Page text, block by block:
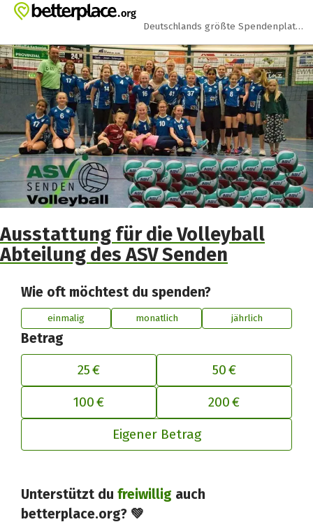
Zum Hauptinhalt springen
Erklärung zur Barrierefreiheit anzeigen
Deutschlands größte Spendenplattform
Ausstattung für die Volleyball
Abteilung des ASV Senden
Wie oft möchtest du spenden?
einmalig monatlich jährlich
Betrag
25 €
50 €
100 € 200 €
Eigener Betrag
Unterstützt dufreiwillig auch
betterplace.org? 💚
Deinen Beitrag an betterplace